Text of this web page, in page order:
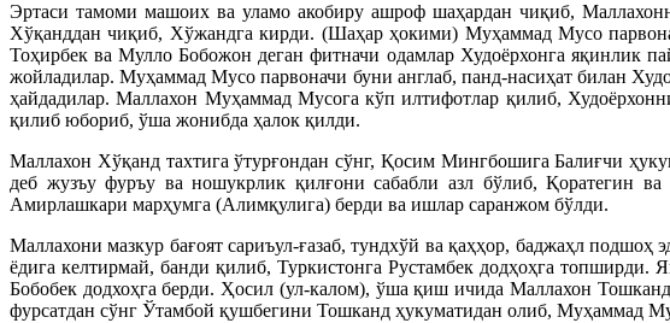
Эртаси тамоми машоих ва уламо акобиру ашроф шаҳардан чиқиб,
Хўқанддан чиқиб, Хўжандга кирди. (Шаҳар ҳокими) Муҳаммад Мусо
Тоҳирбек ва Мулло Бобожон деган фитначи одамлар Худоёрхонга яқинлик
жойладилар. Муҳаммад Мусо парвоначи буни англаб, панд-насиҳат билан
ҳайдадилар. Маллахон Муҳаммад Мусога кўп илтифотлар қилиб,
қилиб юбориб, ўша жонибда ҳалок қилди.
Маллахон Хўқанд тахтига ўтурғондан сўнг, Қосим Мингбошига Балиғчи
деб жузъу фуръу ва ношукрлик қилғони сабабли азл бўлиб, Қоратегин
Амирлашкари марҳумга (Алимқулига) берди ва ишлар саранжом бўлди.
Маллахони мазкур бағоят сариъул-ғазаб, тундхўй ва қаҳҳор, баджаҳл
ёдига келтирмай, банди қилиб, Туркистонга Рустамбек додҳоҳга топширди.
Бобобек додхоҳга берди. Ҳосил (ул-калом), ўша қиш ичида Маллахон
фурсатдан сўнг Ўтамбой қушбегини Тошканд ҳукуматидан олиб, Муҳаммад